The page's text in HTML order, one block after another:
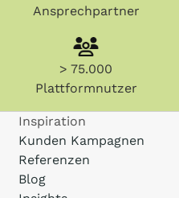
Ansprechpartner
> 75.000
Plattformnutzer
Inspiration
Kunden Kampagnen
Referenzen
Blog